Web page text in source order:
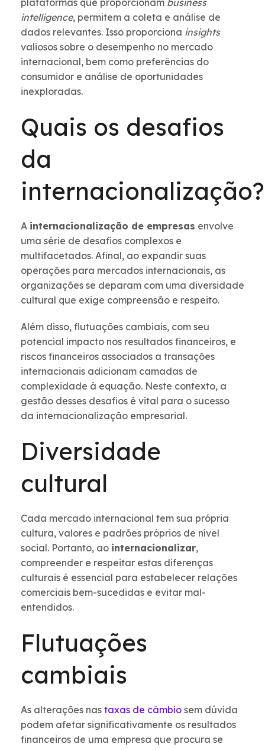
plataformas que proporcionam business
intelligence, permitem a coleta e análise de
dados relevantes. Isso proporciona insights
valiosos sobre o desempenho no mercado
internacional, bem como preferências do
consumidor e análise de oportunidades
inexploradas.
Quais os desafios
da
internacionalização?
A internacionalização de empresas envolve
uma série de desafios complexos e
multifacetados. Afinal, ao expandir suas
operações para mercados internacionais, as
organizações se deparam com uma diversidade
cultural que exige compreensão e respeito.
Além disso, flutuações cambiais, com seu
potencial impacto nos resultados financeiros, e
riscos financeiros associados a transações
internacionais adicionam camadas de
complexidade à equação. Neste contexto, a
gestão desses desafios é vital para o sucesso
da internacionalização empresarial.
Diversidade
cultural
Cada mercado internacional tem sua própria
cultura, valores e padrões próprios de nível
social. Portanto, ao internacionalizar,
compreender e respeitar estas diferenças
culturais é essencial para estabelecer relações
comerciais bem-sucedidas e evitar mal-
entendidos.
Flutuações
cambiais
As alterações nas taxas de câmbio sem dúvida
podem afetar significativamente os resultados
financeiros de uma empresa que procura se